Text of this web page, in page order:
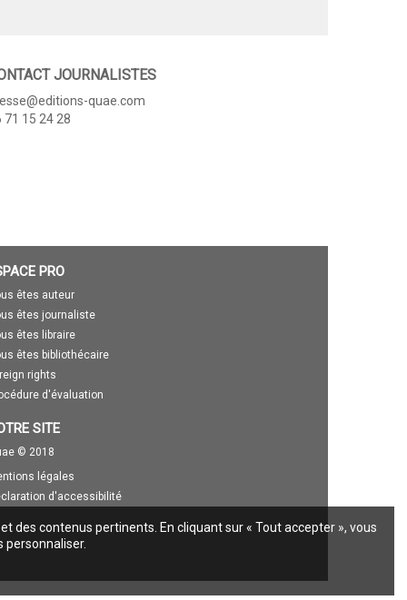
des contenus pertinents. En cliquant sur « Tout accepter », vous
personnaliser.
JOURNALISTES
quae.com
71 15 24 28
PRO
êtes auteur
êtes journaliste
êtes libraire
êtes bibliothécaire
rights
d'évaluation
SITE
© 2018
légales
d'accessibilité